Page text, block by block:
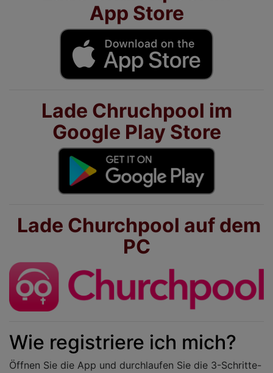
App Store
Lade Chruchpool im
Google Play Store
Lade Churchpool auf dem
PC
Wie registriere ich mich?
Öffnen Sie die App und durchlaufen Sie die 3-Schritte-